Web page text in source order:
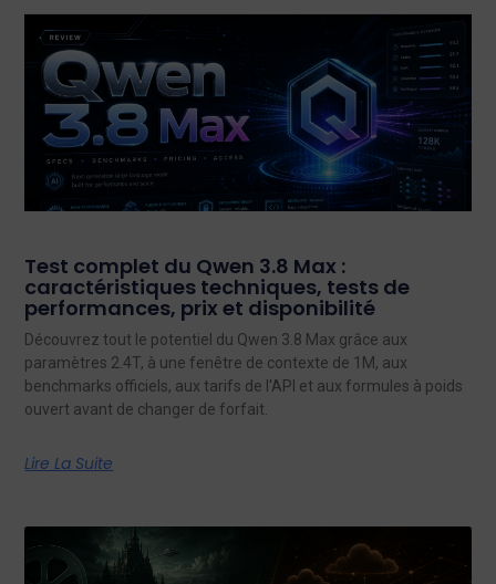
Test complet du Qwen 3.8 Max :
caractéristiques techniques, tests de
performances, prix et disponibilité
Découvrez tout le potentiel du Qwen 3.8 Max grâce aux
paramètres 2.4T, à une fenêtre de contexte de 1M, aux
benchmarks officiels, aux tarifs de l'API et aux formules à poids
ouvert avant de changer de forfait.
Lire La Suite